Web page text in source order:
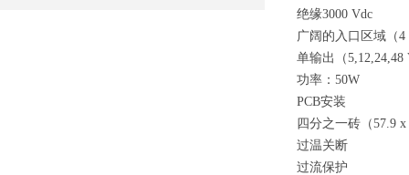
绝缘3000 Vdc
广阔的入口区域（4
单输出（5,12,24,48
功率：50W
PCB安装
四分之一砖（57.9
过温关断
过流保护